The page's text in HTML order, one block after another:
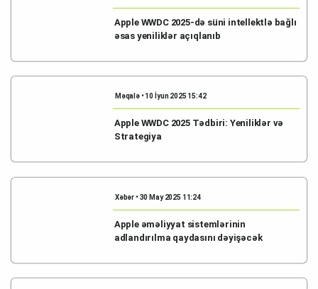
Apple WWDC 2025-də süni intellektlə bağlı
əsas yeniliklər açıqlanıb
Məqalə • 10 İyun 2025 15:42
Apple WWDC 2025 Tədbiri: Yeniliklər və
Strategiya
Xəbər • 30 May 2025 11:24
Apple əməliyyat sistemlərinin
adlandırılma qaydasını dəyişəcək